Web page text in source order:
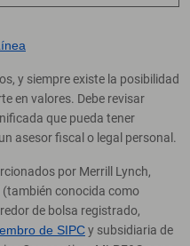
y siempre existe la posibilidad
en valores. Debe revisar
que pueda tener
asesor fiscal o legal personal.
por Merrill Lynch,
(también conocida como
de bolsa registrado,
de SIPCy subsidiaria de